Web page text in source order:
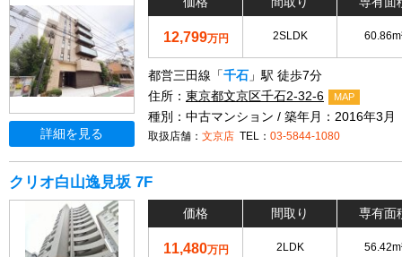
詳細を見る
12,799万円 2SLDK
都営三田線「 千石 」駅 徒歩7分
住所： 東京都文京区千石2-32-6 MAP
種別：中古マンション / 築年月：2016年3月
取扱店舗： 文京店 TEL： 03-5844-1080
クリオ白山逸見坂 7F
価格 間取り 専有面
11,480万円 2LDK